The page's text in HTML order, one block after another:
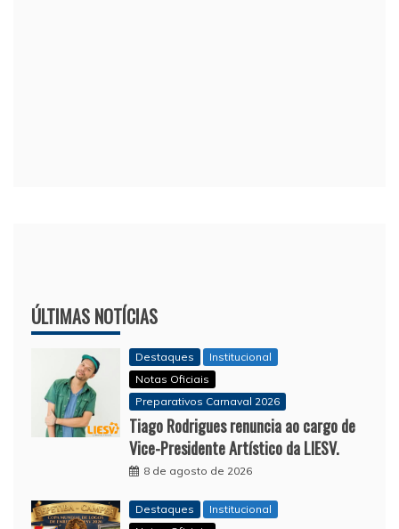
ÚLTIMAS NOTÍCIAS
Destaques
Institucional
Notas Oficiais
Preparativos Carnaval 2026
Tiago Rodrigues renuncia ao cargo de
Vice-Presidente Artístico da LIESV.
8 de agosto de 2026
Destaques
Institucional